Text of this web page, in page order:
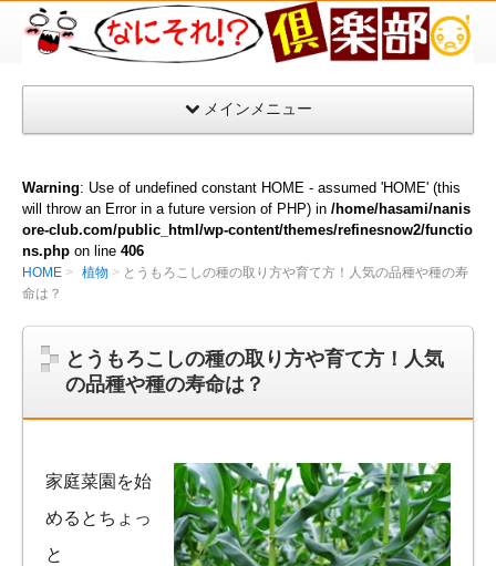
な
そ
部
メインメニュー
Warning: Use of undefined constant HOME - assumed 'HOME' (this
will throw an Error in a future version of PHP) in /home/hasami/nanis
ore-club.com/public_html/wp-content/themes/refinesnow2/functio
ns.php on line 406
HOME 植物
とうもろこしの種の取り方や育て方！人気の品種や種の寿
命は？
とうもろこしの種の取り方や育て方！人気
の品種や種の寿命は？
家庭菜園を始
めるとちょっ
と